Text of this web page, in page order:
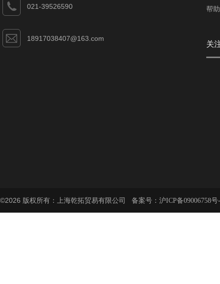
021-39526590
18917038407@163.com
帮
关
©2026 版权所有：上海乾拓贸易有限公司 备案号： 沪ICP备09006758号